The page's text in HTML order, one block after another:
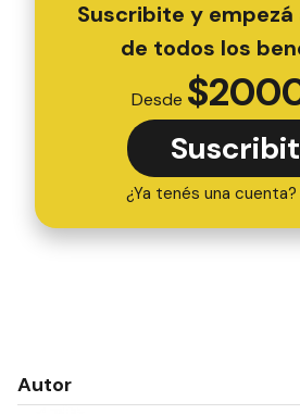
Suscribite y
de todos los
Desde $
¿Ya tenés una cuenta?
Autor